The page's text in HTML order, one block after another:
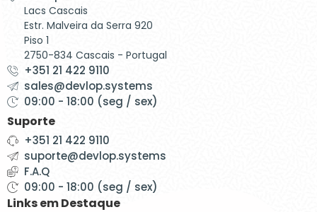
Lacs Cascais
Estr. Malveira da Serra 920
Piso 1
2750-834 Cascais - Portugal
+351 21 422 9110
sales@devlop.systems
09:00 - 18:00 (seg / sex)
Suporte
+351 21 422 9110
suporte@devlop.systems
F.A.Q
09:00 - 18:00 (seg / sex)
Links em Destaque